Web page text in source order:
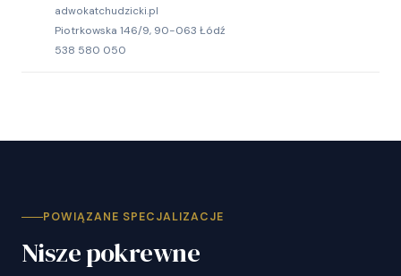
adwokatchudzicki.pl
Piotrkowska 146/9, 90-063 Łódź
538 580 050
POWIĄZANE SPECJALIZACJE
Nisze pokrewne